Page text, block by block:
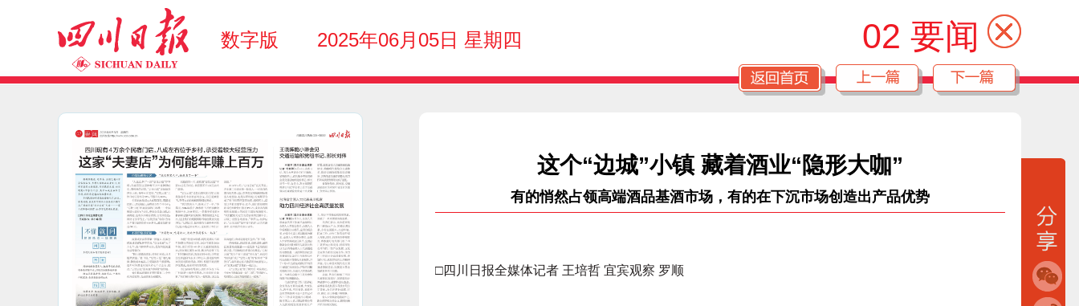
数字版 2025年06月05日 星期四 02 要闻
这个“边城”小镇 藏着酒业“隐形大咖”
有的悄然占领高端酒品基酒市场，有的在下沉市场创造出产品优势
□四川日报全媒体记者 王培哲 宜宾观察 罗顺